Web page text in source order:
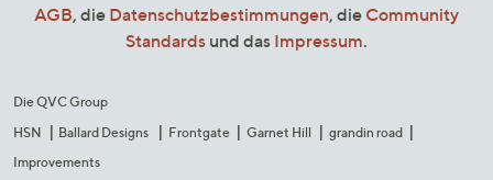
AGB, die Datenschutzbestimmungen, die Community
Standards und das Impressum.
Die QVC Group
HSN
Ballard Designs Frontgate Garnet Hill
grandin road
Improvements